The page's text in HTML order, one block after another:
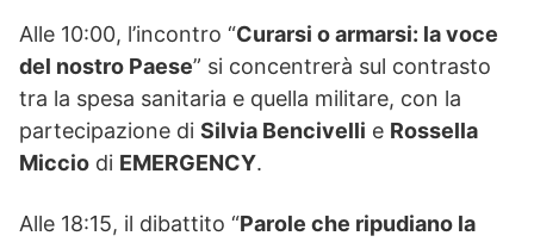
Alle 10:00, l’incontro “Curarsi o armarsi: la voce
del nostro Paese” si concentrerà sul contrasto
tra la spesa sanitaria e quella militare, con la
partecipazione di Silvia Bencivelli e Rossella
Miccio di EMERGENCY.
Alle 18:15, il dibattito “Parole che ripudiano la